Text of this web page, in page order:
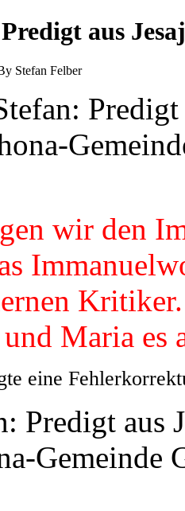
aus
Stefan Felber
wir den
Maria es
eine
Predigt aus
Gemeinde